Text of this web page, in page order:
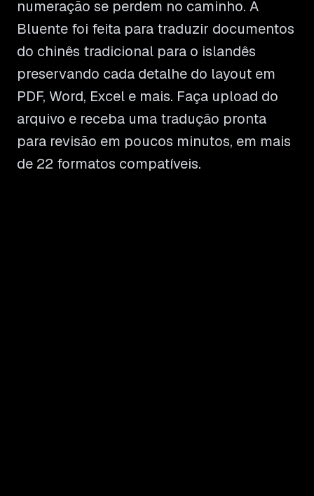
numeração se perdem no caminho. A
Bluente foi feita para traduzir documentos
do chinês tradicional para o islandês
preservando cada detalhe do layout em
PDF, Word, Excel e mais. Faça upload do
arquivo e receba uma tradução pronta
para revisão em poucos minutos, em mais
de 22 formatos compatíveis.